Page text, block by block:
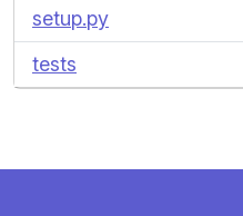
setup.py
tests